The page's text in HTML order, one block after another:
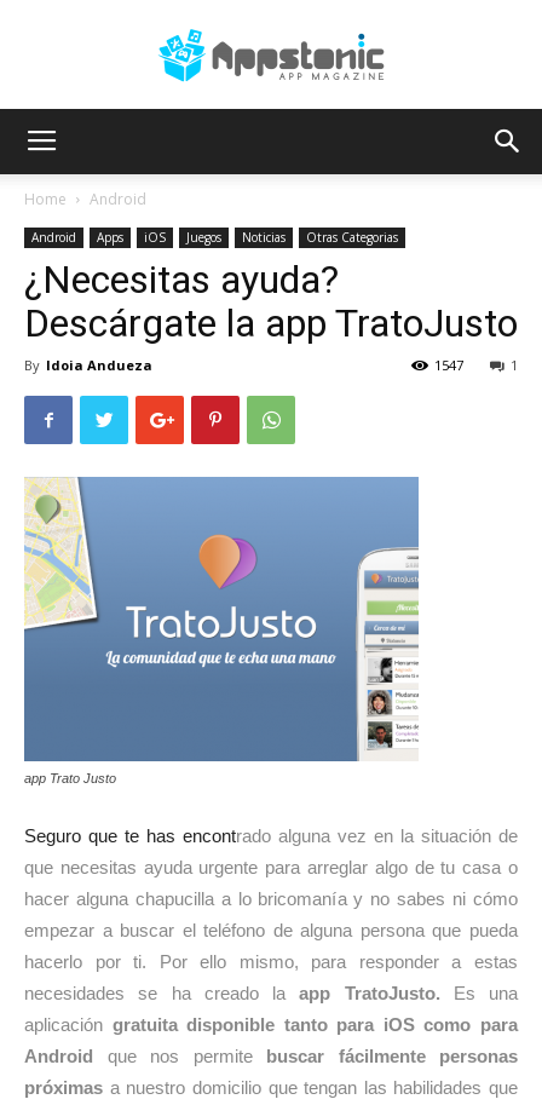
Home Android
Android Apps iOS Juegos Noticias Otras Categorias
¿Necesitas ayuda?
Descárgate la app TratoJusto
By Idoia Andueza 1
1547
app Trato Justo
Seguro que te has encontrado alguna vez en la situación de
que necesitas ayuda urgente para arreglar algo de tu casa o
hacer alguna chapucilla a lo bricomanía y no sabes ni cómo
empezar a buscar el teléfono de alguna persona que pueda
hacerlo por ti. Por ello mismo, para responder a estas
necesidades se ha creado laapp TratoJusto. Es una
aplicación gratuita disponible tanto para iOS como para
Android que nos permite buscar fácilmente personas
próximas a nuestro domicilio que tengan las habilidades que